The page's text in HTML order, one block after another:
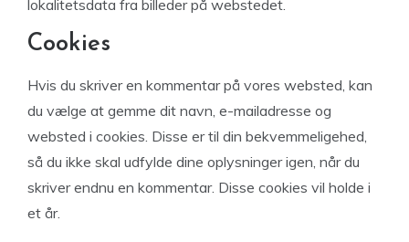
lokalitetsdata fra billeder på webstedet.
Cookies
Hvis du skriver en kommentar på vores websted, kan
du vælge at gemme dit navn, e-mailadresse og
websted i cookies. Disse er til din bekvemmeligehed,
så du ikke skal udfylde dine oplysninger igen, når du
skriver endnu en kommentar. Disse cookies vil holde i
et år.